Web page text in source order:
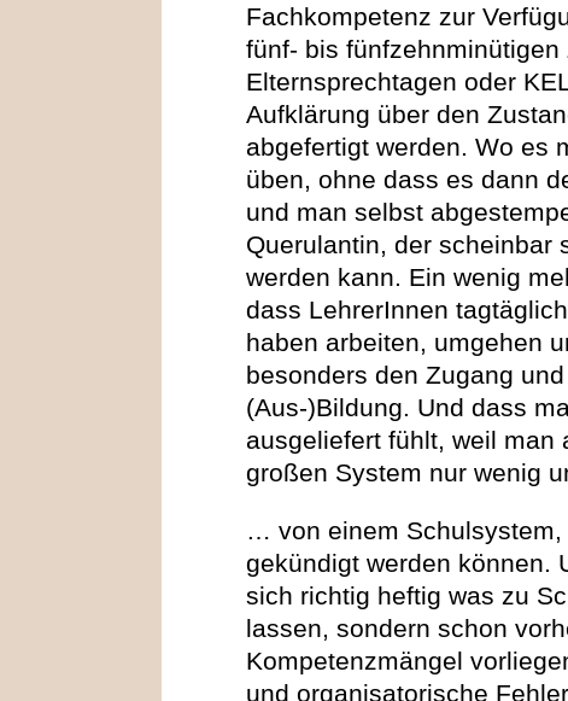
Fachkompetenz zur
fünf- bis fünfzehnminütigen
Elternsprechtagen oder
Aufklärung über den
abgefertigt werden. Wo es
üben, ohne dass es dann
und man selbst
Querulantin, der scheinbar
werden kann. Ein wenig
dass LehrerInnen
haben arbeiten, umgehen
besonders den Zugang
(Aus-)Bildung. Und dass
ausgeliefert fühlt, weil man
großen System nur wenig
… von einem
gekündigt werden können.
sich richtig heftig was zu
lassen, sondern schon
Kompetenzmängel
und organisatorische